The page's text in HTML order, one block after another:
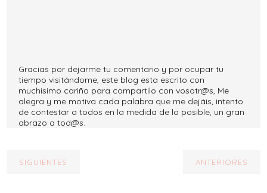
Gracias por dejarme tu comentario y por ocupar tu
tiempo visitándome, este blog esta escrito con
muchisimo cariño para compartilo con vosotr@s, Me
alegra y me motiva cada palabra que me dejáis, intento
de contestar a todos en la medida de lo posible, un gran
abrazo a tod@s.
SIGUIENTES ANTERIORES